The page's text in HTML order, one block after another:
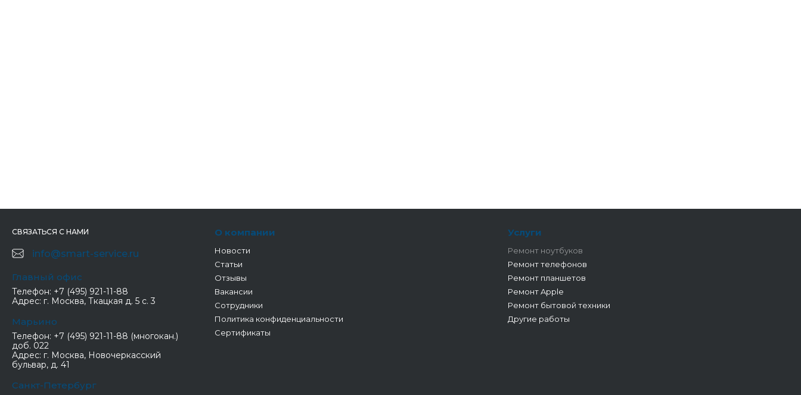
СВЯЗАТЬСЯ С НАМИ
info@smart-service.ru
Главный офис
Телефон: +7 (495) 921-11-88
Адрес: г. Москва, Ткацкая д. 5 с. 3
Марьино
Телефон: +7 (495) 921-11-88 (многокан.)
доб. 022
Адрес: г. Москва, Новочеркасский
бульвар, д. 41
Санкт-Петербург
О компании
Новости
Статьи
Отзывы
Вакансии
Сотрудники
Политика конфиденциальности
Сертификаты
Услуги
Ремонт ноутбуков
Ремонт телефонов
Ремонт планшетов
Ремонт Apple
Ремонт бытовой техники
Другие работы